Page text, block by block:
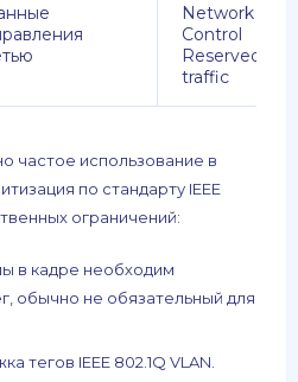
Network
Control
Reserved
traffic
частое использование в
по стандарту IEEE
ограничений:
в кадре необходим
обычно не обязательный для
тегов IEEE 802.1Q VLAN.